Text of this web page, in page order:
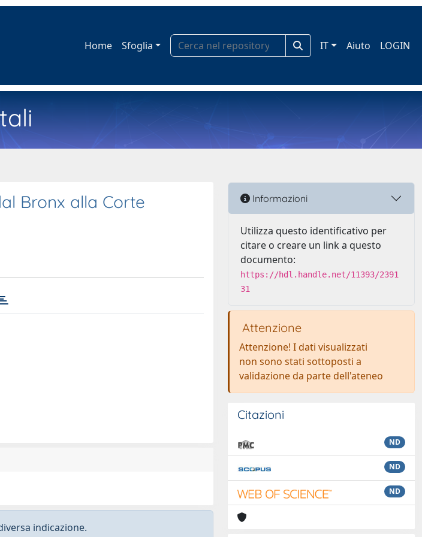
Home Sfoglia IT Aiuto LOGIN
Bronx alla Corte
indicazione.
Informazioni
Utilizza questo identificativo per
citare o creare un link a questo
documento:
https://hdl.handle.net/11393/2391
31
Attenzione
Attenzione! I dati visualizzati
non sono stati sottoposti a
validazione da parte dell'ateneo
Citazioni
ND
ND
ND